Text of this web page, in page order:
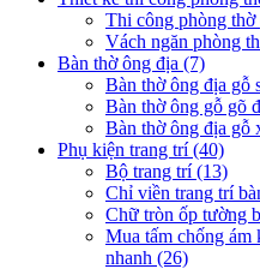
Thi công phòng thờ
Vách ngăn phòng
Bàn thờ ông địa (7)
Bàn thờ ông địa gỗ
Bàn thờ ông gỗ gõ
Bàn thờ ông địa gỗ
Phụ kiện trang trí (40)
Bộ trang trí (13)
Chỉ viền trang trí
Chữ tròn ốp tường
Mua tấm chống ám
nhanh (26)